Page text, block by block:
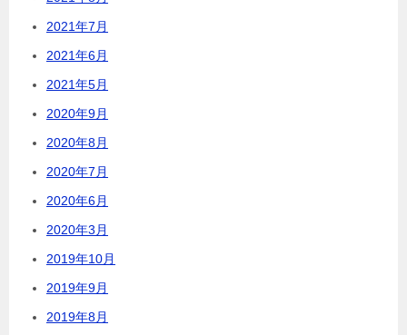
2021年7月
2021年6月
2021年5月
2020年9月
2020年8月
2020年7月
2020年6月
2020年3月
2019年10月
2019年9月
2019年8月